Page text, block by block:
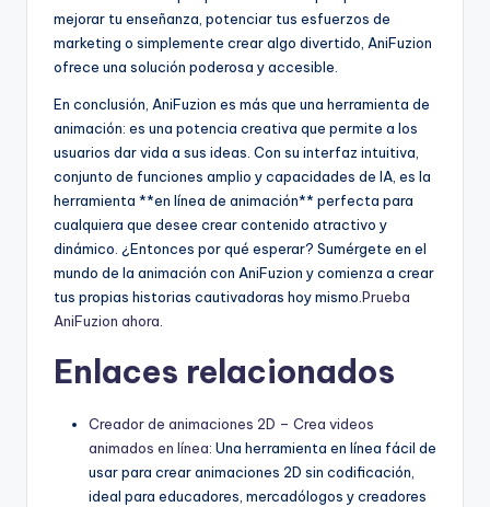
mejorar tu enseñanza, potenciar tus esfuerzos de
marketing o simplemente crear algo divertido, AniFuzion
ofrece una solución poderosa y accesible.
En conclusión, AniFuzion es más que una herramienta de
animación: es una potencia creativa que permite a los
usuarios dar vida a sus ideas. Con su interfaz intuitiva,
conjunto de funciones amplio y capacidades de IA, es la
herramienta **en línea de animación** perfecta para
cualquiera que desee crear contenido atractivo y
dinámico. ¿Entonces por qué esperar? Sumérgete en el
mundo de la animación con AniFuzion y comienza a crear
tus propias historias cautivadoras hoy mismo. Prueba
AniFuzion ahora
Enlaces relacionados
Creador de animaciones 2D – Crea videos
animados en línea: Una herramienta en línea fácil de
usar para crear animaciones 2D sin codificación,
ideal para educadores, mercadólogos y creadores